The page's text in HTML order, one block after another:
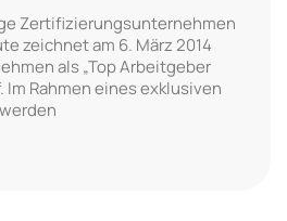
Zertifizierungsunternehmen
zeichnet am 6. März 2014
als „Top Arbeitgeber
Im Rahmen eines exklusiven